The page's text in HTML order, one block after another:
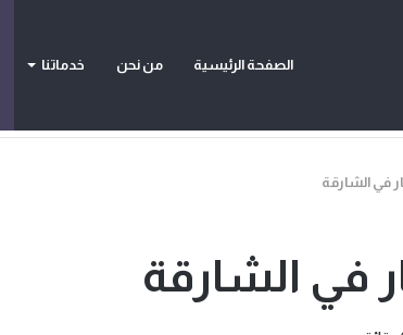
الصفحة الرئيسية من نحن خدماتنا
في الشارقة
في الشارقة